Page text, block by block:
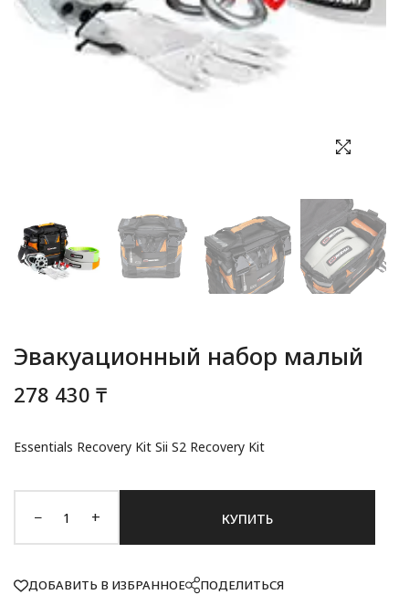
Эвакуационный набор малый
278 430 ₸
Essentials Recovery Kit Sii S2 Recovery Kit
− + КУПИТЬ
ДОБАВИТЬ В ИЗБРАННОЕ ПОДЕЛИТЬСЯ